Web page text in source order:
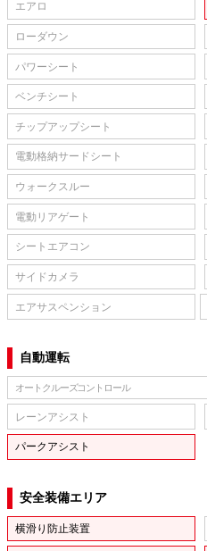
エアロ
ローダウン
パワーシート
ベンチシート
チップアップシート
電動格納サードシート
ウォークスルー
電動リアゲート
シートエアコン
サイドカメラ
エアサスペンション
自動運転
オートクルーズコントロール
レーンアシスト
パークアシスト
安全装備エリア
横滑り防止装置